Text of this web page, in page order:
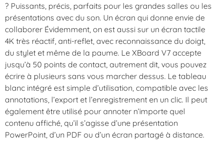
? Puissants, précis, parfaits pour les grandes salles ou les
présentations avec du son. Un écran qui donne envie de
collaborer Évidemment, on est aussi sur un écran tactile
4K très réactif, anti-reflet, avec reconnaissance du doigt,
du stylet et même de la paume. Le XBoard V7 accepte
jusqu’à 50 points de contact, autrement dit, vous pouvez
écrire à plusieurs sans vous marcher dessus. Le tableau
blanc intégré est simple d’utilisation, compatible avec les
annotations, l’export et l’enregistrement en un clic. Il peut
également être utilisé pour annoter n’importe quel
contenu affiché, qu’il s’agisse d’une présentation
PowerPoint, d’un PDF ou d’un écran partagé à distance.